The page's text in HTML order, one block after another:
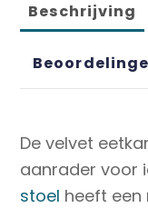
Beschrijving
De velvet
aanrader voor
stoel heeft